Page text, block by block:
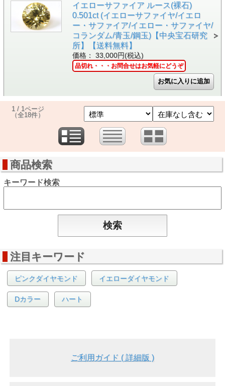
イエローサファイア ルース(裸石)
0.501ct (イエローサファイヤ/イエロ
ー・サファイア/イエロー・サファイヤ/
コランダム/青玉/鋼玉)【中央宝石研究
所】【送料無料】
価格： 33,000円(税込)
品切れ・・・お問合せはお気軽にどうぞ
1 / 1ページ
（全18件）
商品検索
キーワード検索
注目キーワード
ピンクダイヤモンド イエローダイヤモンド
Dカラー ハート
ご利用ガイド ( 詳細版 )